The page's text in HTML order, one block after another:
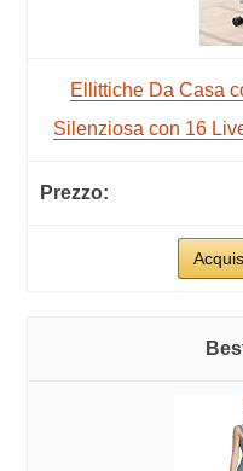
Ellittiche Da Casa
Silenziosa con 16